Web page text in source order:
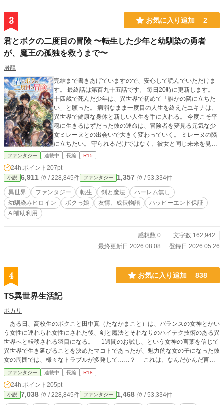
3 お気に入り追加 2
君とボクの二度目の冒険 〜転生した少年と幼馴染の勇者
が、魔王の孤独を救うまで〜
屠龍
完結まで書きあげていますので、安心して読んでいただけま
す。 最終話は第百九十五話です。 毎日20時に更新します。
十四歳で死んだ少年は、異世界で初めて「誰かの隣に立ちた
い」と願った。 病弱なまま一度目の人生を終えたユキナは、
異世界で健康な身体と新しい人生を手に入れる。 今度こそ平
穏に生きるはずだった彼の運命は、冒険者を夢見る元気な少
女ミレーヌとの出会いで大きく変わっていく。 ミレーヌの隣
に立ちたい。 守られるだけではなく、彼女と同じ未来を見た
い。 その願いを胸に、ユキナは剣を取り、仲間たちと広い世
される人々との出会い、そして勇者と魔王をめぐる運命だっ
た。 これは、何もできずに終わった少年が、大切な少女とと
もに未来を選び取る物語。 ハーレムなし。 病弱だった少年
が、大切な人の隣に立つために歩き出す、純愛異世界冒険
譚。 ※本作は最終話まで執筆済みです。最後までお付き合い
ています。 作品の内容・展開・登場人物設定・最終的な文章
の採否は作者本人が判断しています。 全文、または作品の大
は通常投稿作品であり、AI利用状況を踏まえ、コンテスト参
加・出版申請は予定していません。
ファンタジー 連載中 長編 R15
24h.ポイント 207pt
小説 6,911 位 / 228,845件 ファンタジー 1,357 位 / 53,334件
異世界 ファンタジー 転生 剣と魔法
ハーレム無し
幼馴染みヒロイン
ボクっ娘 友情、成長物語
ハッピーエンド保証
AI補助利用
感想数 0
文字数 162,942
最終更新日 2026.08.08
登録日 2026.05.26
4 お気に入り追加 838
TS異世界生活記
ポカリ
ある日、高校生のボクこと田中真（たなかまこと）は、バランスの女神とかい
う女性に連れられ女性にされた後、剣と魔法とそれなりのハイテク技術のある異
世界へと転移される羽目になる。 1週間のお試し、という女神の言葉を信じて
異世界で生き延びることを決めたマコトであったが、魅力的な女の子になった彼
女の周囲では、様々なトラブルが多発して……？ これは、なんだかんだ言い
ながら女の子の快楽におぼれていく1人の男の異世界での生活を記した物語であ
る。 ※ノクターンノベルズで掲載していた作品で、アカウント削除された際に
最初期のデータが紛失してしまっていたのですが、以前にこの作品を読んでくだ
さっていた方から投稿した作品のデータを頂けたことで再び投稿出来るようにな
ファンタジー 連載中 長編 R18
24h.ポイント 205pt
小説 7,038 位 / 228,845件 ファンタジー 1,468 位 / 53,334件